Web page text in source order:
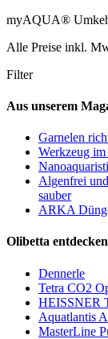
myAQUA®
Alle Preise inkl.
Filter
Aus unserem
Garnelen
Werkzeug
Algenfrei
sauber
ARKA
Olibetta
Dennerle
Tetra CO2
HEISSNER
Aquatlantis
MasterLine